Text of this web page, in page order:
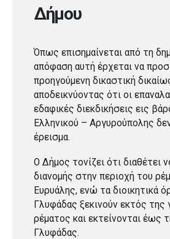
Δήμου
Όπως επισημαίνεται από τη
απόφαση αυτή έρχεται να
προηγούμενη δικαστική
αποδεικνύοντας ότι οι
εδαφικές διεκδικήσεις εις
Ελληνικού – Αργυρούπολης
έρεισμα.
Ο Δήμος τονίζει ότι διαθέτει
διανομής στην περιοχή του
Ευρυάλης, ενώ τα διοικητικά
Γλυφάδας ξεκινούν εκτός της
ρέματος και εκτείνονται έως
Γλυφάδας.